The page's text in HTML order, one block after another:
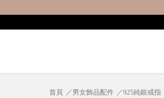
首頁 男女飾品配件 925純銀戒指